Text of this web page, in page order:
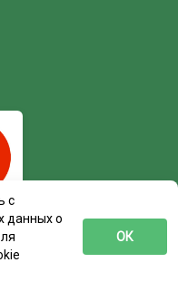
с
данных о
ОК